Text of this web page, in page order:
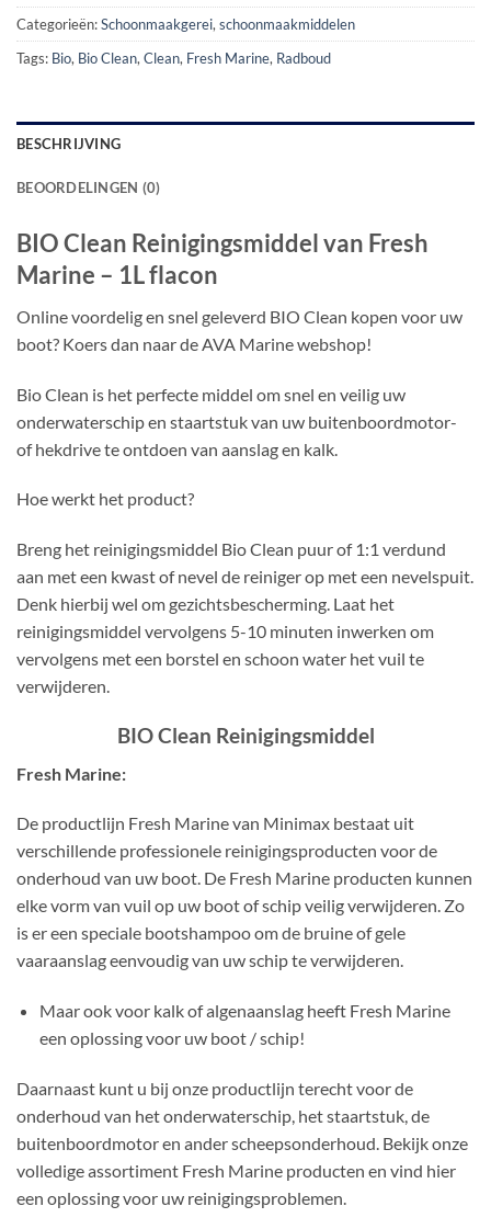
Categorieën:Schoonmaakgerei, schoonmaakmiddelen
Tags: Bio, Bio Clean, Clean, Fresh Marine, Radboud
BESCHRIJVING
BEOORDELINGEN (0)
BIO Clean Reinigingsmiddel van Fresh
Marine – 1L flacon
Online voordelig en snel geleverd BIO Clean kopen voor uw
boot? Koers dan naar de AVA Marine webshop!
Bio Clean is het perfecte middel om snel en veilig uw
onderwaterschip en staartstuk van uw buitenboordmotor-
of hekdrive te ontdoen van aanslag en kalk.
Hoe werkt het product?
Breng het reinigingsmiddel Bio Clean puur of 1:1 verdund
aan met een kwast of nevel de reiniger op met een nevelspuit.
Denk hierbij wel om gezichtsbescherming. Laat het
reinigingsmiddel vervolgens 5-10 minuten inwerken om
vervolgens met een borstel en schoon water het vuil te
verwijderen.
BIO Clean Reinigingsmiddel
Fresh Marine:
De productlijn Fresh Marine van Minimax bestaat uit
verschillende professionele reinigingsproducten voor de
onderhoud van uw boot. De Fresh Marine producten kunnen
elke vorm van vuil op uw boot of schip veilig verwijderen. Zo
is er een speciale bootshampoo om de bruine of gele
vaaraanslag eenvoudig van uw schip te verwijderen.
Maar ook voor kalk of algenaanslag heeft Fresh Marine
een oplossing voor uw boot / schip!
Daarnaast kunt u bij onze productlijn terecht voor de
onderhoud van het onderwaterschip, het staartstuk, de
buitenboordmotor en ander scheepsonderhoud. Bekijk onze
volledige assortiment Fresh Marine producten en vind hier
een oplossing voor uw reinigingsproblemen.